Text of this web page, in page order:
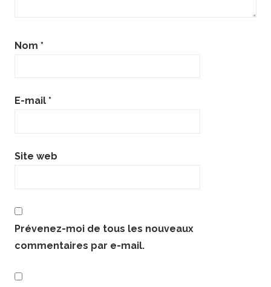
Nom *
E-mail *
Site web
Prévenez-moi de tous les nouveaux
commentaires par e-mail.